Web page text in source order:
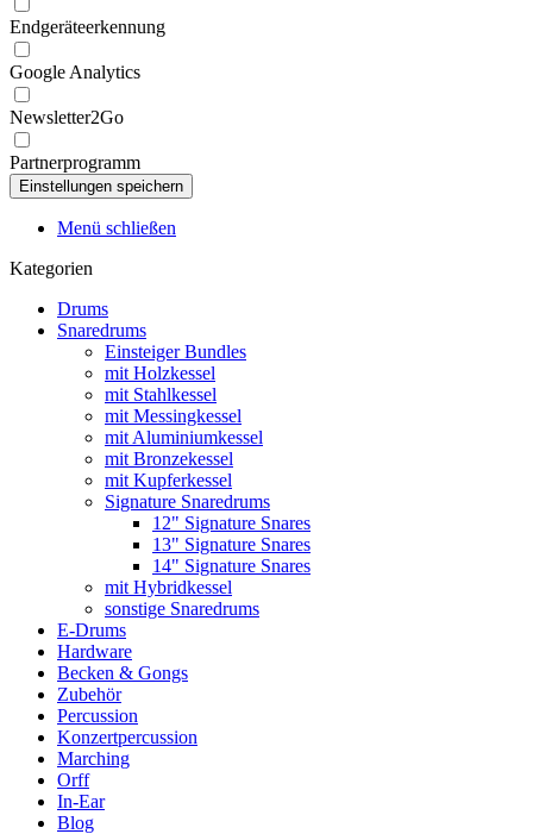
Endgeräteerkennung
Google Analytics
Newsletter2Go
Partnerprogramm
Menü schließen
Kategorien
Drums
Snaredrums
Einsteiger Bundles
mit Holzkessel
mit Stahlkessel
mit Messingkessel
mit Aluminiumkessel
mit Bronzekessel
mit Kupferkessel
Signature Snaredrums
12" Signature Snares
13" Signature Snares
14" Signature Snares
mit Hybridkessel
sonstige Snaredrums
E-Drums
Hardware
Becken & Gongs
Zubehör
Percussion
Konzertpercussion
Marching
Orff
In-Ear
Blog